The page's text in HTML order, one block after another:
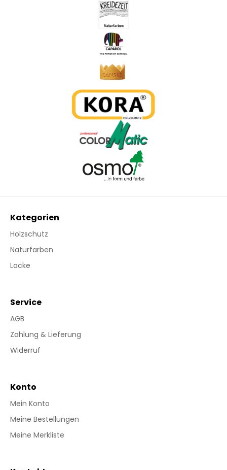
Kategorien
Holzschutz
Naturfarben
Lacke
Service
AGB
Zahlung & Lieferung
Widerruf
Konto
Mein Konto
Meine Bestellungen
Meine Merkliste